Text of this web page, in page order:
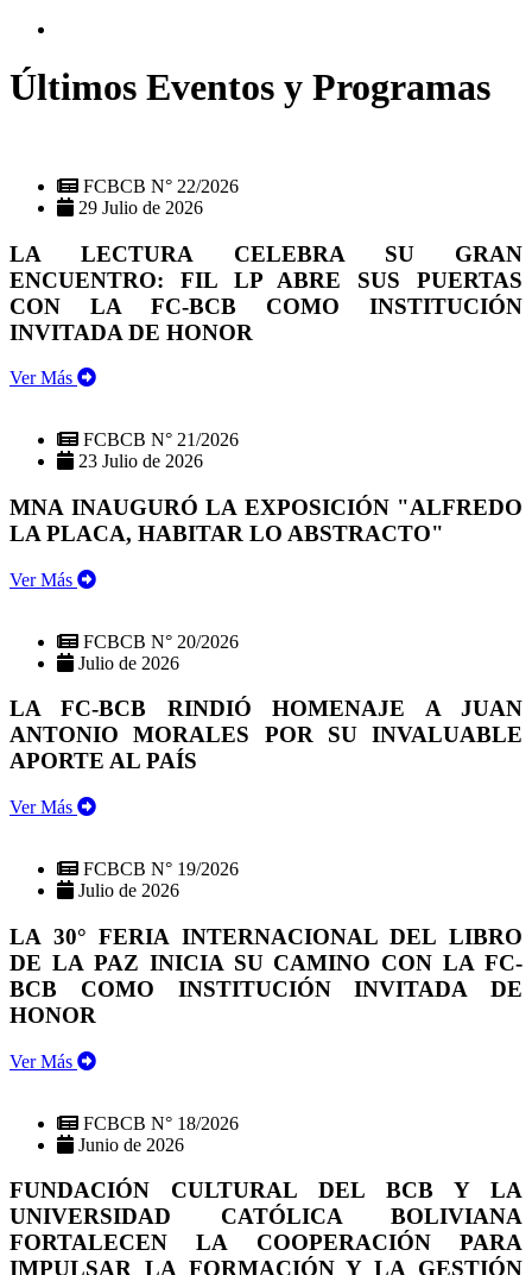
Últimos Eventos y Programas
FCBCB N° 22/2026
29 Julio de 2026
LA LECTURA CELEBRA SU GRAN
ENCUENTRO: FIL LP ABRE SUS PUERTAS
CON LA FC-BCB COMO INSTITUCIÓN
INVITADA DE HONOR
Ver Más
FCBCB N° 21/2026
23 Julio de 2026
MNA INAUGURÓ LA EXPOSICIÓN "ALFREDO
LA PLACA, HABITAR LO ABSTRACTO"
Ver Más
FCBCB N° 20/2026
Julio de 2026
LA FC-BCB RINDIÓ HOMENAJE A JUAN
ANTONIO MORALES POR SU INVALUABLE
APORTE AL PAÍS
Ver Más
FCBCB N° 19/2026
Julio de 2026
LA 30° FERIA INTERNACIONAL DEL LIBRO
DE LA PAZ INICIA SU CAMINO CON LA FC-
BCB COMO INSTITUCIÓN INVITADA DE
HONOR
Ver Más
FCBCB N° 18/2026
Junio de 2026
FUNDACIÓN CULTURAL DEL BCB Y LA
UNIVERSIDAD CATÓLICA BOLIVIANA
FORTALECEN LA COOPERACIÓN PARA
IMPULSAR LA FORMACIÓN Y LA GESTIÓN